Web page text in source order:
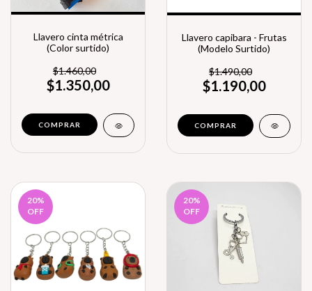
Llavero cinta métrica
(Color surtido)
$1.460,00
$1.350,00
Llavero capibara - Frutas
(Modelo Surtido)
$1.490,00
$1.190,00
20%
OFF
20%
OFF